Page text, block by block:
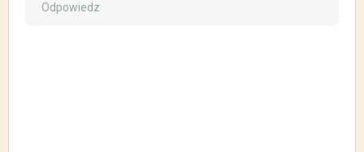
Odpowiedz